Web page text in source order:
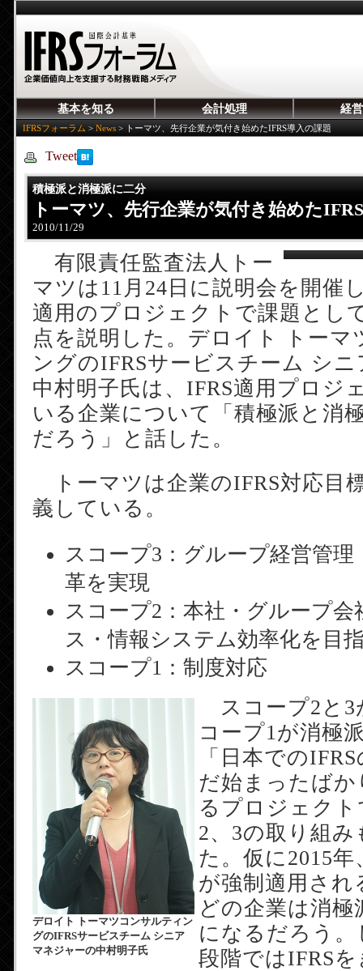
基本を知る 会計処理 経
IFRSフォーラム > News > トーマツ、先行企業が気付き始めたIFRS導入の課題
Tweet
積極派と消極派に二分
トーマツ、先行企業が気付き始めた
2010/11/29
有限責任監査法人トー
マツは11月24日に説明会を開催
適用のプロジェクトで課題とし
点を説明した。デロイト トーマ
ングのIFRSサービスチーム シ
中村明子氏は、IFRS適用プロジ
いる企業について「積極派と消
だろう」と話した。
トーマツは企業のIFRS対応目
義している。
スコープ3：グループ経営管理
革を実現
スコープ2：本社・グループ
ス・情報システム効率化を目
スコープ1：制度対応
デロイト トーマツコンサルティン
グのIFRSサービスチーム シニア
マネジャーの中村明子氏
スコープ2と3
コープ1が消極
「日本での
だ始まったば
るプロジェク
2、3の取り組
た。仮に2015年
が強制適用され
どの企業は消
になるだろう
段階ではIFRS